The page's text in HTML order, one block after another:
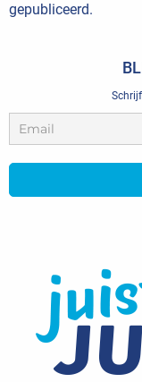
gepubliceerd.